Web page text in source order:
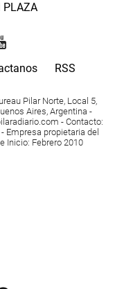
PLAZA
RSS
Pilar Norte, Local 5,
Aires, Argentina -
- Contacto:
Empresa propietaria del
Inicio: Febrero 2010